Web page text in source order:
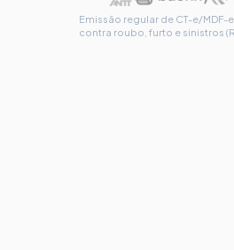
Emissão regular de CT-e/MDF-
contra roubo, furto e sinistros